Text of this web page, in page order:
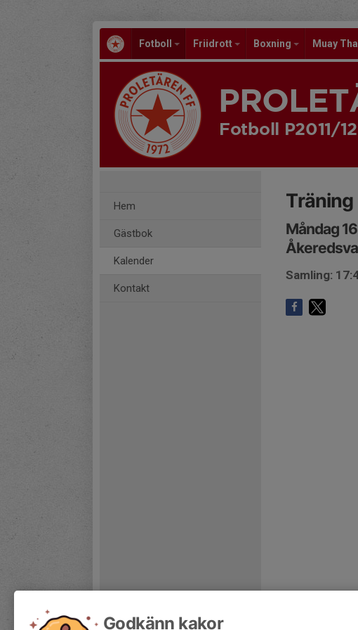
Fotboll Friidrott Boxning Muay
Fotboll P2011/12
Hem
Gästbok
Kalender
Kontakt
Träning
Måndag
Samling:
Godkänn kakor